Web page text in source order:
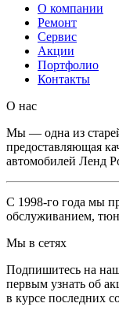
О компании
Ремонт
Сервис
Акции
Портфолио
Контакты
O нас
Мы — одна из
предоставляющая
автомобилей Ленд
С 1998-го года мы
обслуживанием,
Мы в сетях
Подпишитесь на
первым узнать об
в курсе последних